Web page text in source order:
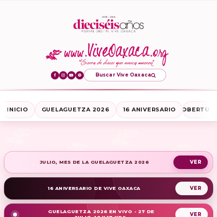
Buscar Vive Oaxaca
INICIO GUELAGUETZA 2026 16 ANIVERSARIO
JULIO, MES DE LA GUELAGUETZA 2026
16 ANIVERSARIO DE VIVE OAXACA
GUELAGUETZA 2026 EN VIVO - 27 DE